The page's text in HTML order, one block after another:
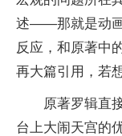
述——那就是动画
反应，和原著中
再大篇引用，若
原著罗辑直
台上大闹天宫的